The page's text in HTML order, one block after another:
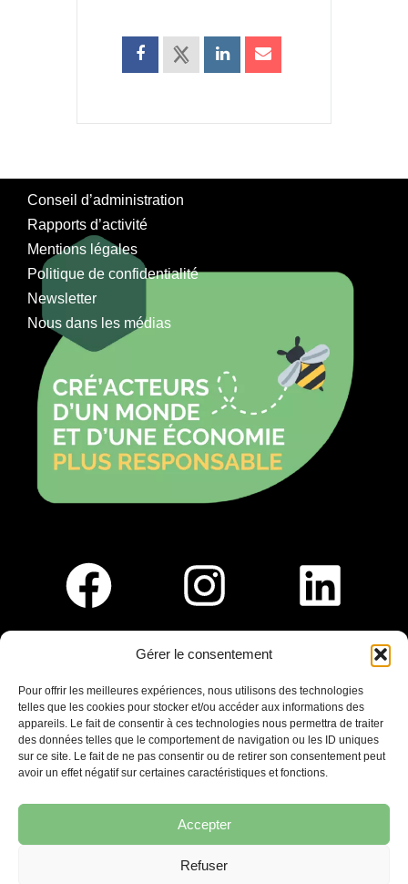
Gérer le consentement
Pour offrir les meilleures expériences, nous utilisons des technologies
telles que les cookies pour stocker et/ou accéder aux informations des
appareils. Le fait de consentir à ces technologies nous permettra de traiter
des données telles que le comportement de navigation ou les ID uniques
sur ce site. Le fait de ne pas consentir ou de retirer son consentement peut
avoir un effet négatif sur certaines caractéristiques et fonctions.
Accepter
Refuser
Conseil d’administration
Rapports d’activité
Mentions légales
Politique de confidentialité
Newsletter
Nous dans les médias
Saint-Germain-En-Laye
Ligne R2-Nord
Tramway T13
20mins à pied du RER A